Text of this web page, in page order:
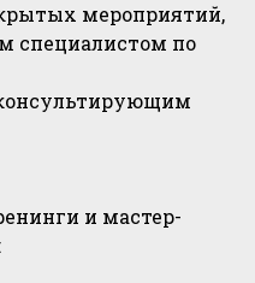
мероприятий,
специалистом по
и мастер-